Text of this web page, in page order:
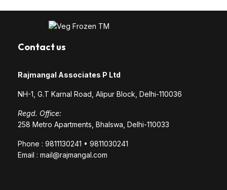
Contact us
Rajmangal Associates P Ltd
NH-1, G.T Karnal Road, Alipur Block, Delhi-110036
Regd. Office:
258 Metro Apartments, Bhalswa, Delhi-110033
Phone : 9811130241 • 9811030241
Email : mail@rajmangal.com